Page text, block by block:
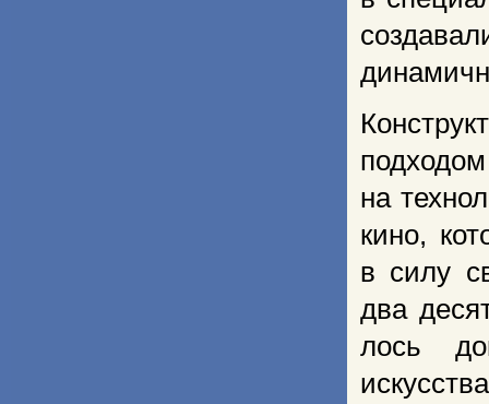
на
кино,
в силу
два
лось